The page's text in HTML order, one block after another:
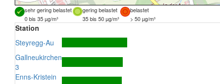
sehr gering belastet gering belastet
belastet
0 bis 35 µg/m³
35 bis 50 µg/m³ > 50 µg/m³
Station
Steyregg-Au
Gallneukirchen
3
Enns-Kristein